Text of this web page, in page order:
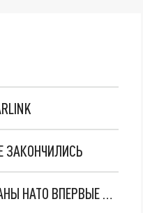
ЗАКОНЧИЛИСЬ
"ОЧЕНЬ ПЛОХИЕ НОВОСТИ": БОЛЬШАЯ ОШИБКА PALANTIR В РОССИИ. СТРАНЫ НАТО ВПЕРВЫЕ ЗА СВО ОСТАНОВИЛИ ПОСТАВКИ ОРУЖИЯ. ВСУ ТЕРЯЮТ ПРИГРАНИЧЬЕ?